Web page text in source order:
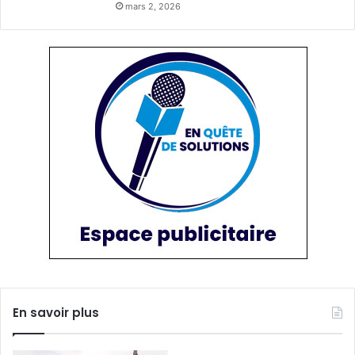
mars 2, 2026
En savoir plus